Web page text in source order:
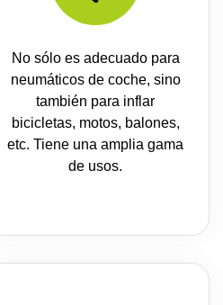
No sólo es adecuado para
neumáticos de coche, sino
también para inflar
bicicletas, motos, balones,
etc. Tiene una amplia gama
de usos.